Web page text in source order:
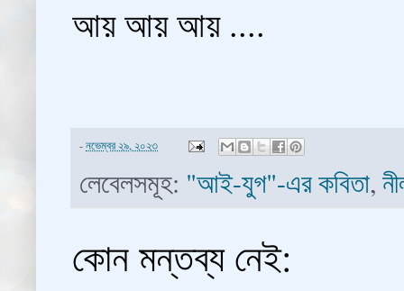
আয় আয় আয় ....
-নভেম্বর ২৯, ২০২৩
লেবেলসমূহ: "আই-যুগ"-এর কবিতা,
কোন মন্তব্য নেই: